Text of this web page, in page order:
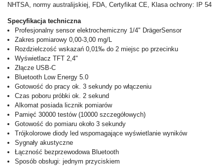
NHTSA, normy australijskiej, FDA, Certyfikat CE, Klasa ochrony: IP 54
Specyfikacja techniczna
Profesjonalny sensor elektrochemiczny 1/4" DrägerSensor
Zakres pomiarowy 0,00-3,00 mg/L
Rozdzielczość wskazań 0,01‰ do 2 miejsc po przecinku
Wyświetlacz TFT 2,4"
Złącze USB-C
Bluetooth Low Energy 5.0
Gotowość do pracy ok. 3 sekundy po włączeniu
Czas poboru próbki ok. 2 sekund
Alkomat posiada licznik pomiarów
Pamięć 30000 testów (10000 szczegółowych)
Gotowość do pomiaru około 3 sekundy
Trójkolorowe diody led wspomagające wyświetlanie wyników
Sygnały akustyczne
Łączność bezprzewodowa Bluetooth
Sposób obsługi: jednym przyciskiem